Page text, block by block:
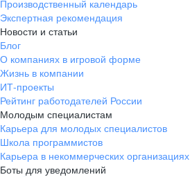
Производственный календарь
Экспертная рекомендация
Новости и статьи
Блог
О компаниях в игровой форме
Жизнь в компании
ИТ-проекты
Рейтинг работодателей России
Молодым специалистам
Карьера для молодых специалистов
Школа программистов
Карьера в некоммерческих организациях
Боты для уведомлений